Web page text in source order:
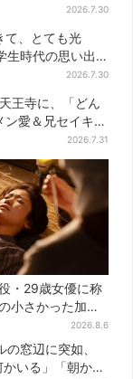
2026.7.30
て、とても光
生時代の思い出
2026.7.30
王寺に、「どん
愛＆兄セイキン
2026.7.31
・29歳女優に称
小さかった加恋
朝ドラ視聴者し
2026.8.6
窓辺に突如、
いる」「朝から